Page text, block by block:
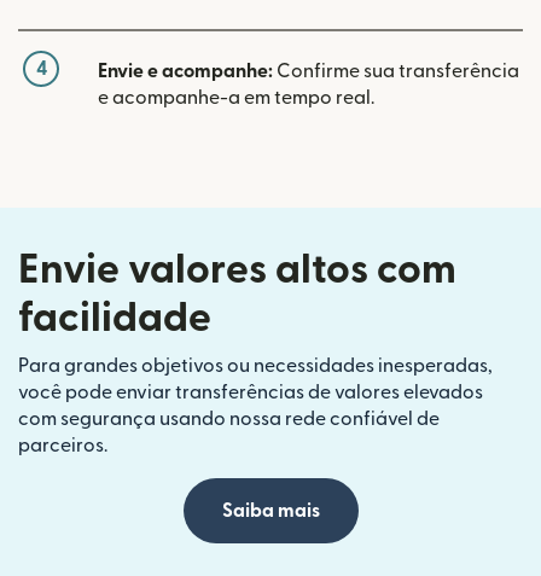
4 Envie e acompanhe: Confirme sua transferência
e acompanhe-a em tempo real.
Envie valores altos com
facilidade
Para grandes objetivos ou necessidades inesperadas,
você pode enviar transferências de valores elevados
com segurança usando nossa rede confiável de
parceiros.
Saiba mais